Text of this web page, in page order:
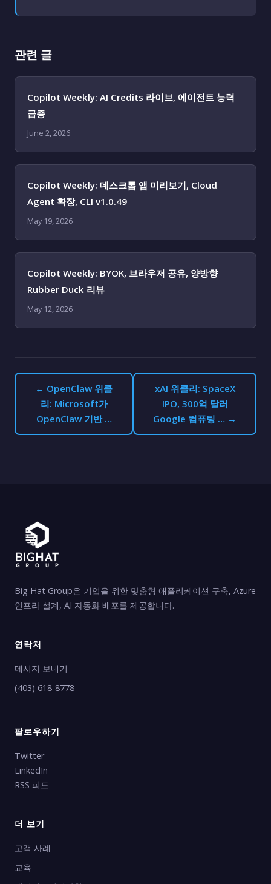
관련 글
Copilot Weekly: AI Credits 라이브, 에이전트 능력
급증
June 2, 2026
Copilot Weekly: 데스크톱 앱 미리보기, Cloud
Agent 확장, CLI v1.0.49
May 19, 2026
Copilot Weekly: BYOK, 브라우저 공유, 양방향
Rubber Duck 리뷰
May 12, 2026
← OpenClaw 위클
리: Microsoft가
OpenClaw 기반 …
xAI 위클리: SpaceX
IPO, 300억 달러
Google 컴퓨팅 … →
Big Hat Group은 기업을 위한 맞춤형 애플리케이션 구축, Azure
인프라 설계, AI 자동화 배포를 제공합니다.
연락처
메시지 보내기
(403) 618-8778
팔로우하기
Twitter
LinkedIn
RSS 피드
더 보기
고객 사례
교육